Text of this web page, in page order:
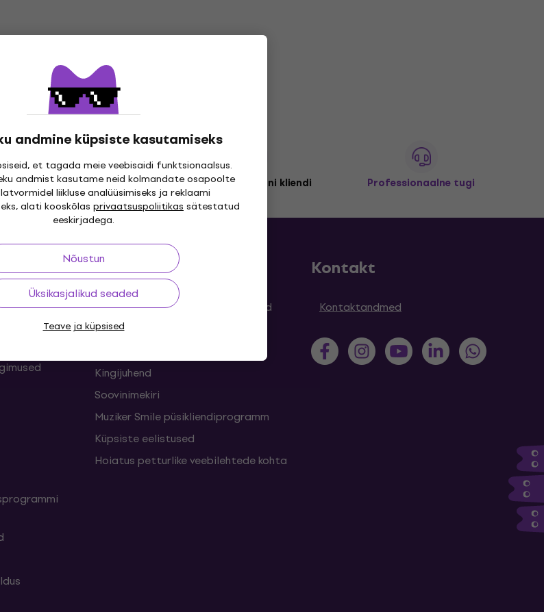
andmine küpsiste kasutamiseks
et tagada meie veebisaidi funktsionaalsus.
andmist kasutame neid kolmandate osapoolte
liikluse analüüsimiseks ja reklaami
alati kooskõlas privaatsuspoliitikas sätestatud
eeskirjadega.
Nõustun
Üksikasjalikud seaded
Teave ja küpsised
Tasuta tarnealates 299 € Üle kolme miljoni kliendi Professionaalne tugi
Kasulikud lingid
KKK - Korduma kippuvad küsimused
Muziker Blogi
Kingijuhend
Soovinimekiri
Muziker Smile püsikliendiprogramm
Küpsiste eelistused
Hoiatus petturlike veebilehtede kohta
Kontakt
Kontaktandmed